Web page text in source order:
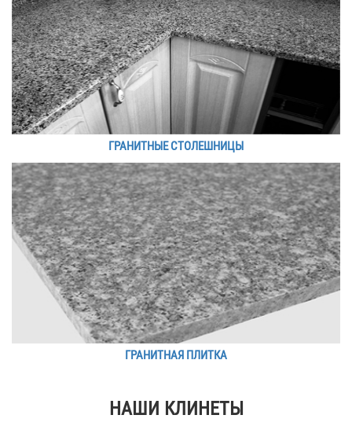
ГРАНИТНЫЕ СТОЛЕШНИЦЫ
ГРАНИТНАЯ ПЛИТКА
НАШИ КЛИНЕТЫ